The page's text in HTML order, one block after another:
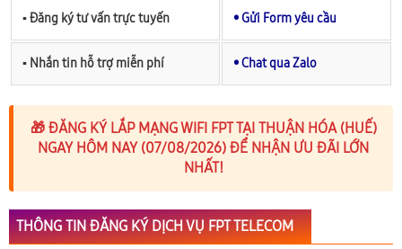
▪︎ Đăng ký tư vấn trực tuyến • Gửi Form yêu cầu
▪︎ Nhắn tin hỗ trợ miễn phí • Chat qua Zalo
🎁 ĐĂNG KÝ LẮP MẠNG WIFI FPT TẠI THUẬN HÓA (HUẾ)
NGAY HÔM NAY (07/08/2026) ĐỂ NHẬN ƯU ĐÃI LỚN
NHẤT!
THÔNG TIN ĐĂNG KÝ DỊCH VỤ FPT TELECOM